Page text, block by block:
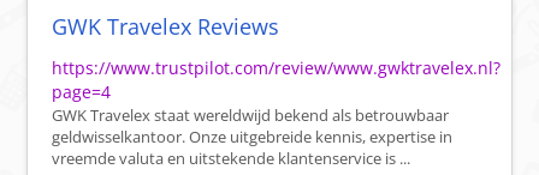
GWK Travelex Reviews
https://www.trustpilot.com/review/www.gwktravelex.nl?
page=4
GWK Travelex staat wereldwijd bekend als betrouwbaar
geldwisselkantoor. Onze uitgebreide kennis, expertise in
vreemde valuta en uitstekende klantenservice is ...